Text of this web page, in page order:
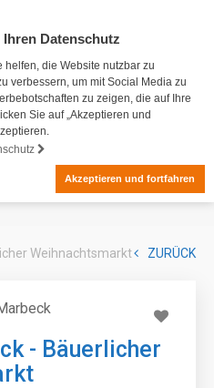
Datenschutz
die Website nutzbar zu
verbessern, um mit Social Media zu
zu zeigen, die auf Ihre
Sie auf „Akzeptieren und
Akzeptieren und fortfahren
Weihnachtsmarkt ZURÜCK
- Bäuerlicher